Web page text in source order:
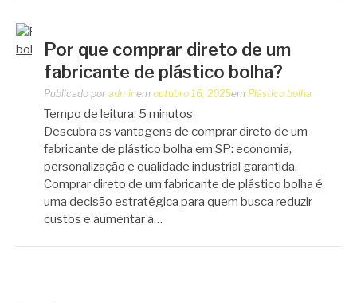
Por que comprar direto de um
fabricante de plástico bolha?
Publicado por adminem outubro 16, 2025em Plástico bolha
Tempo de leitura: 5 minutos
Descubra as vantagens de comprar direto de um
fabricante de plástico bolha em SP: economia,
personalização e qualidade industrial garantida.
Comprar direto de um fabricante de plástico bolha é
uma decisão estratégica para quem busca reduzir
custos e aumentar a…